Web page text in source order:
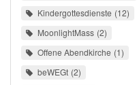
Kindergottesdienste 12
MoonlightMass 2
Offene Abendkirche 1
beWEGt 2